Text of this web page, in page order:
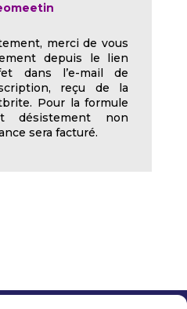
merci de vous
depuis le lien
dans l’e-mail de
reçu de la
Pour la formule
désistement non
sera facturé.